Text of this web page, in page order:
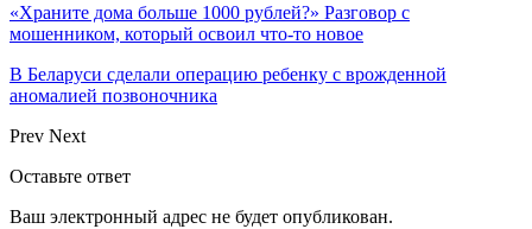
«Храните дома больше 1000 рублей?» Разговор с
мошенником, который освоил что-то новое
В Беларуси сделали операцию ребенку с врожденной
аномалией позвоночника
Prev Next
Оставьте ответ
Ваш электронный адрес не будет опубликован.